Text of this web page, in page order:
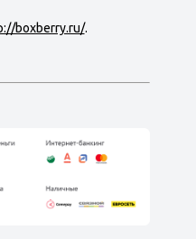
boxberry.ru/.